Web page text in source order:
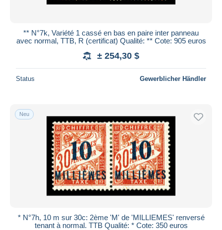
** N°7k, Variété 1 cassé en bas en paire inter panneau
avec normal, TTB, R (certificat) Qualité: ** Cote: 905 euros
± 254,30 $
Status Gewerblicher Händler
Neu
* N°7h, 10 m sur 30c: 2ème 'M' de 'MILLIEMES' renversé
tenant à normal. TTB Qualité: * Cote: 350 euros